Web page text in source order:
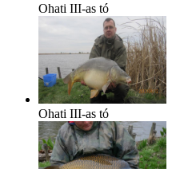
Ohati III-as tó
Ohati III-as tó